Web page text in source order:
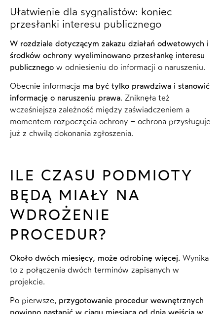
Ułatwienie dla sygnalistów: koniec
przesłanki interesu publicznego
W rozdziale dotyczącym zakazu działań odwetowych i
środków ochrony wyeliminowano przesłankę interesu
publicznego w odniesieniu do informacji o naruszeniu.
Obecnie informacja ma być tylko prawdziwa i stanowić
informację o naruszeniu prawa. Zniknęła też
wcześniejsza zależność między zaświadczeniem a
momentem rozpoczęcia ochrony – ochrona przysługuje
już z chwilą dokonania zgłoszenia.
ILE CZASU PODMIOTY
BĘDĄ MIAŁY NA
WDROŻENIE
PROCEDUR?
Około dwóch miesięcy, może odrobinę więcej. Wynika
to z połączenia dwóch terminów zapisanych w
projekcie.
Po pierwsze, przygotowanie procedur wewnętrznych